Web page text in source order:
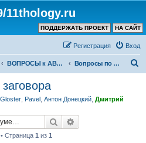
11thology.ru
НА САЙТ
ПОДДЕРЖАТЬ ПРОЕКТ
Вход
Регистрация
ВОПРОСЫ к АВТОРУ КАНАЛА и ХОЗЯИНУ ФОРУМА Вопросы по теориям заговора
Pavel Антон Донецкий Дмитрий
Поиск
Страница 1 из 1